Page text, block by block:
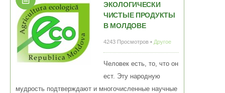
ЭКОЛОГИЧЕСКИ
ЧИСТЫЕ ПРОДУКТЫ
В МОЛДОВЕ
4243 Просмотров • Другое
Человек есть, то, что он
ест. Эту народную
мудрость подтверждают и многочисленные научные